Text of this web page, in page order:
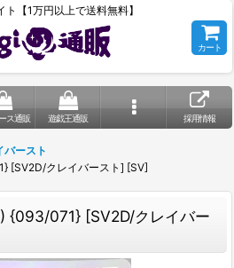
ト【1万円以上で送料無料】
カート
ス通販 遊戯王通販 採用情報
バースト
[SV2D/クレイバースト] [SV]
{093/071} [SV2D/クレイバー